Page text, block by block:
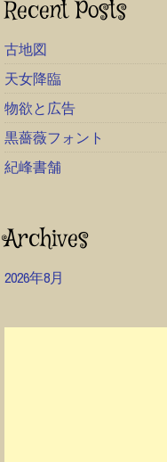
Recent Posts
古地図
天女降臨
物欲と広告
黒薔薇フォント
紀峰書舗
Archives
2026年8月